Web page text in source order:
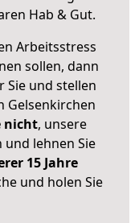
Hab & Gut.
Arbeitsstress
sollen, dann
Sie und stellen
Gelsenkirchen
nicht, unsere
und lehnen Sie
15 Jahre
und holen Sie